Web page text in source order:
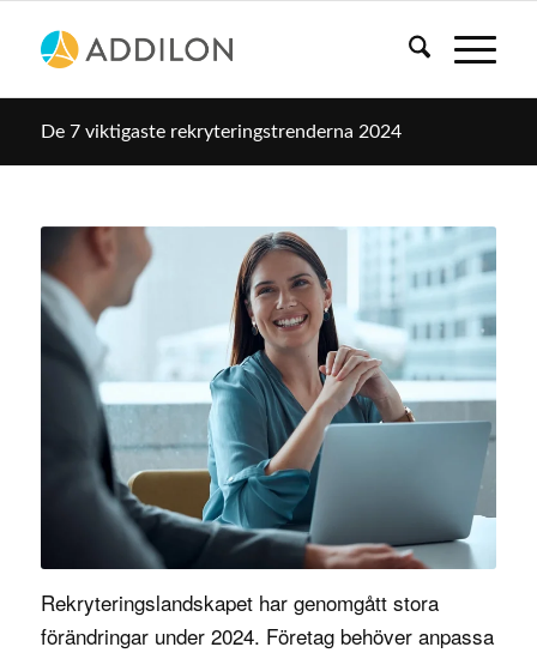
De 7 viktigaste rekryteringstrenderna 2024
Rekryteringslandskapet har genomgått stora
förändringar under 2024. Företag behöver anpassa